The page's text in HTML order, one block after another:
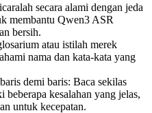
secara alami dengan jeda
membantu Qwen3 ASR
bersih.
atau istilah merek
nama dan kata-kata yang
demi baris: Baca sekilas
kesalahan yang jelas,
untuk kecepatan.